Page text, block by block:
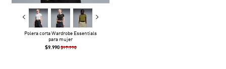
Polera corta Wardrobe Essentials
para mujer
$9.990 $17.990